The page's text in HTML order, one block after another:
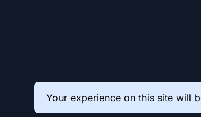
Your experience on this site will